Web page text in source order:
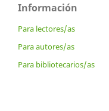
Información
Para lectores/as
Para autores/as
Para bibliotecarios/as